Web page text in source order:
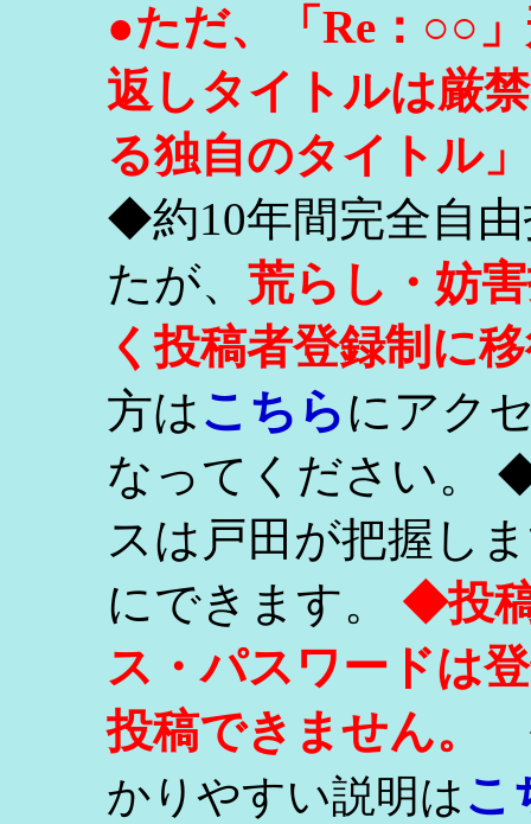
●ただ、「Re：○○
返しタイトルは厳
る独自のタイトル
◆約10年間完全自
たが、 荒らし・妨
く投稿者登録制に
方はこちらにアク
なってください。
スは戸田が把握し
にできます。 ◆投
ス・パスワードは
投稿できません。
かりやすい説明はこ